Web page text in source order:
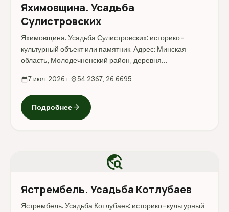
Яхимовщина. Усадьба
Сулистровских
Яхимовщина. Усадьба Сулистровских: историко-
культурный объект или памятник. Адрес: Минская
область, Молодечненский район, деревня
calendar_today7 июл. 2026 г. location_on54.2367, 26.6695
Подробнееarrow_forward
travel_explore
Ястрембель. Усадьба Котлубаев
Ястрембель. Усадьба Котлубаев: историко-культурный